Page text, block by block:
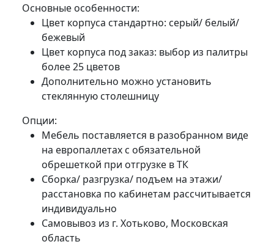
Основные особенности:
Цвет корпуса стандартно: серый/ белый/
бежевый
Цвет корпуса под заказ: выбор из палитры
более 25 цветов
Дополнительно можно установить
стеклянную столешницу
Опции:
Мебель поставляется в разобранном виде
на европаллетах с обязательной
обрешеткой при отгрузке в ТК
Сборка/ разгрузка/ подъем на этажи/
расстановка по кабинетам рассчитывается
индивидуально
Самовывоз из г. Хотьково, Московская
область